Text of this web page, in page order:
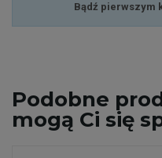
Bądź pierwszym
Podobne
mogą Ci się